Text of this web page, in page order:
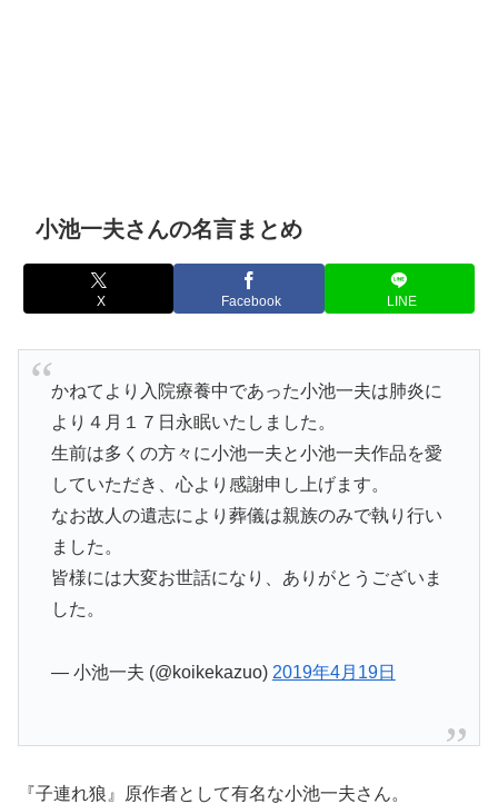
小池一夫さんの名言まとめ
X Facebook LINE
かねてより入院療養中であった小池一夫は肺炎に
より４月１７日永眠いたしました。
生前は多くの方々に小池一夫と小池一夫作品を愛
していただき、心より感謝申し上げます。
なお故人の遺志により葬儀は親族のみで執り行い
ました。
皆様には大変お世話になり、ありがとうございま
した。
— 小池一夫 (@koikekazuo) 2019年4月19日
『子連れ狼』原作者として有名な小池一夫さん。